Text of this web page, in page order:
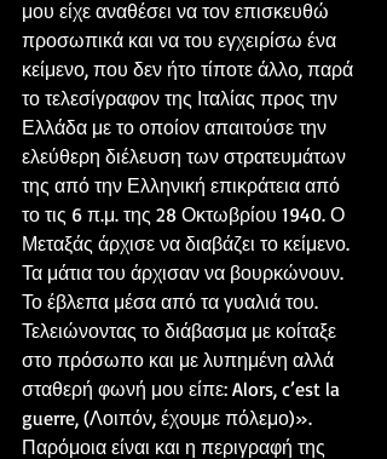
μου είχε αναθέσει να τον επισκευθώ
προσωπικά και να του εγχειρίσω ένα
κείμενο, που δεν ήτο τίποτε άλλο, παρά
το τελεσίγραφον της Ιταλίας προς την
Ελλάδα με το οποίον απαιτούσε την
ελεύθερη διέλευση των στρατευμάτων
της από την Ελληνική επικράτεια από
το τις 6 π.μ. της 28 Οκτωβρίου 1940. Ο
Μεταξάς άρχισε να διαβάζει το κείμενο.
Τα μάτια του άρχισαν να βουρκώνουν.
Το έβλεπα μέσα από τα γυαλιά του.
Τελειώνοντας το διάβασμα με κοίταξε
στο πρόσωπο και με λυπημένη αλλά
σταθερή φωνή μου είπε: Alors, c’est la
guerre, (Λοιπόν, έχουμε πόλεμο)».
Παρόμοια είναι και η περιγραφή της